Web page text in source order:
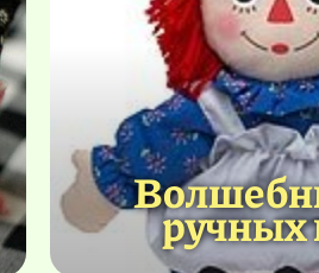
ручных